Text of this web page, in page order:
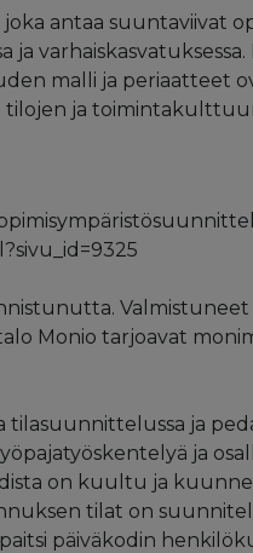
antaa suuntaviivat
varhaiskasvatuksessa.
malli ja periaatteet
tilojen ja
Monio tarjoavat
tilasuunnittelussa ja
ja
on kuultu ja
tilat on
päiväkodin